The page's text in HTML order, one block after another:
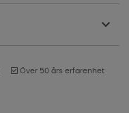
Över 50 års erfarenhet